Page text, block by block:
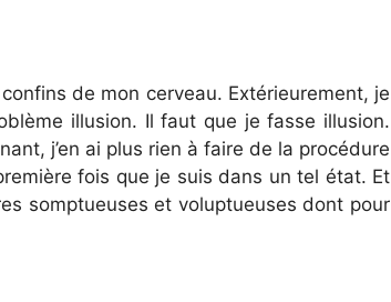
de mon cerveau. Extérieurement, je
illusion. Il faut que je fasse illusion.
j’en ai plus rien à faire de la procédure
fois que je suis dans un tel état. Et
somptueuses et voluptueuses dont pour